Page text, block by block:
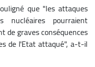
que "les attaques
nucléaires pourraient
de graves conséquences
de l'Etat attaqué", a-t-il